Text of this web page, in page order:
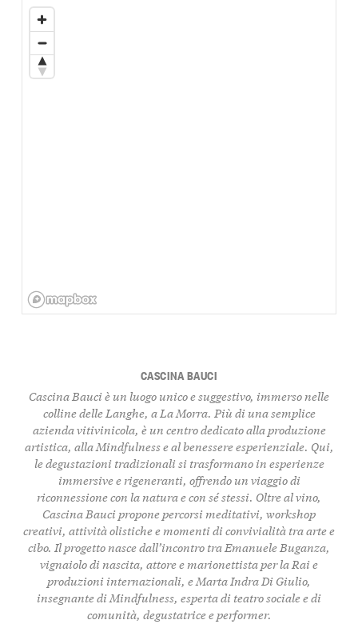
CASCINA BAUCI
Cascina Bauciè un luogo unico e suggestivo, immerso nelle
colline delle Langhe, aLa Morra. Più di una semplice
azienda vitivinicola, è un centro dedicato allaproduzione
artistica, allaMindfulnesse albenessere esperienziale. Qui,
le degustazioni tradizionali si trasformano inesperienze
immersive e rigeneranti, offrendo un viaggio di
riconnessione con la natura e con sé stessi. Oltre al vino,
Cascina Bauci propone percorsi meditativi, workshop
creativi, attività olistiche e momenti di convivialità tra arte e
cibo. Il progetto nasce dall’incontro traEmanuele Buganza,
vignaiolo di nascita, attore e marionettista per la Rai e
produzioni internazionali, eMarta Indra Di Giulio,
insegnante di Mindfulness, esperta di teatro sociale e di
comunità, degustatrice e performer.